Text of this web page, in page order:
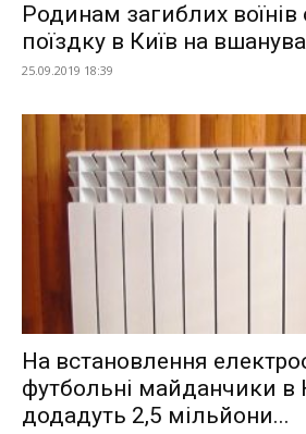
Родинам загиблих воїнів
поїздку в Київ на
25.09.2019 18:39
На встановлення
футбольні майданчики в
додадуть 2,5 мільйони...